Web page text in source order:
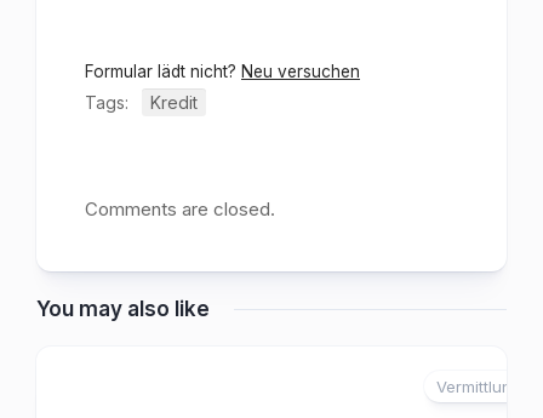
Formular lädt nicht? Neu versuchen
Tags: Kredit
Comments are closed.
You may also like
Vermittlung